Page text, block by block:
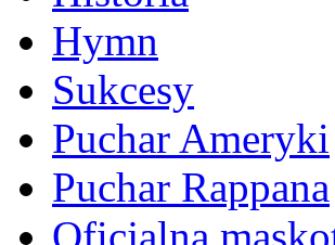
Hymn
Sukcesy
Puchar Ameryki
Puchar Rappana
Oficjalna